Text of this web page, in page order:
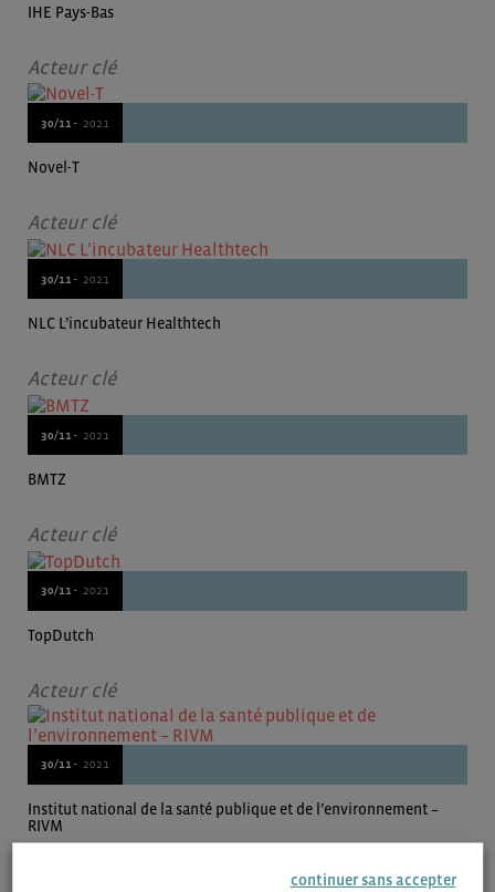
IHE Pays-Bas
Acteur clé
30/11 - 2021
Novel-T
Acteur clé
30/11 - 2021
NLC L’incubateur Healthtech
Acteur clé
30/11 - 2021
BMTZ
Acteur clé
30/11 - 2021
TopDutch
Acteur clé
30/11 - 2021
Institut national de la santé publique et de l’environnement –
RIVM
continuer sans accepter